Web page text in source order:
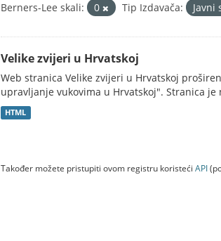
Berners-Lee skali:
0 Tip Izdavača: Javni
Velike zvijeri u Hrvatskoj
Web stranica Velike zvijeri u Hrvatskoj
upravljanje vukovima u Hrvatskoj". Stranica je
HTML
Također možete pristupiti ovom registru koristeći API